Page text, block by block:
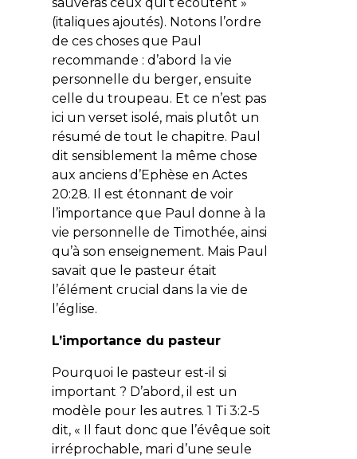
(italiques ajoutés). Notons l’ordre
de ces choses que Paul
recommande : d’abord la vie
personnelle du berger, ensuite
celle du troupeau. Et ce n’est pas
ici un verset isolé, mais plutôt un
résumé de tout le chapitre. Paul
dit sensiblement la même chose
aux anciens d’Ephèse en Actes
20:28. Il est étonnant de voir
l’importance que Paul donne à la
vie personnelle de Timothée, ainsi
qu’à son enseignement. Mais Paul
savait que le pasteur était
l’élément crucial dans la vie de
l’église.
L’importance du pasteur
Pourquoi le pasteur est-il si
important ? D’abord, il est un
modèle pour les autres. 1 Ti 3:2-5
dit, « Il faut donc que l’évêque soit
irréprochable, mari d’une seule